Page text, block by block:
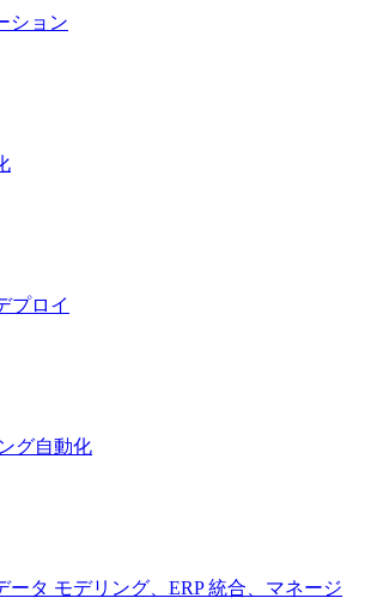
ション
プロイ
グ自動化
ータ モデリング、ERP 統合、マネージ